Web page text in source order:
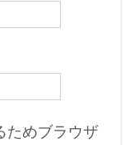
ためブラウザ